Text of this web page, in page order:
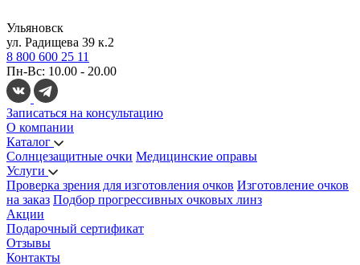
Ульяновск
ул. Радищева 39 к.2
8 800 600 25 11
Пн-Вс: 10.00 - 20.00
Записаться на консультацию
О компании
Каталог
Солнцезащитные очки Медицинские оправы
Услуги
Проверка зрения для изготовления очков Изготовление очков
на заказ Подбор прогрессивных очковых линз
Акции
Подарочный сертификат
Отзывы
Контакты